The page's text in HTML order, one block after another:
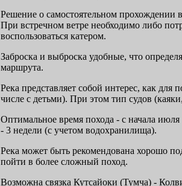
Решение о самостоятельном прохождении
При встречном ветре необходимо либо
воспользоваться катером.
Заброска и выброска удобные, что
маршрута.
Река представляет собой интерес, как
числе с детьми). При этом тип судов
Оптимальное время похода - с начала
- 3 недели (с учетом водохранилища).
Река может быть рекомендована хорошо
пойти в более сложный поход.
Возможна связка Кутсайоки (Тумча) -